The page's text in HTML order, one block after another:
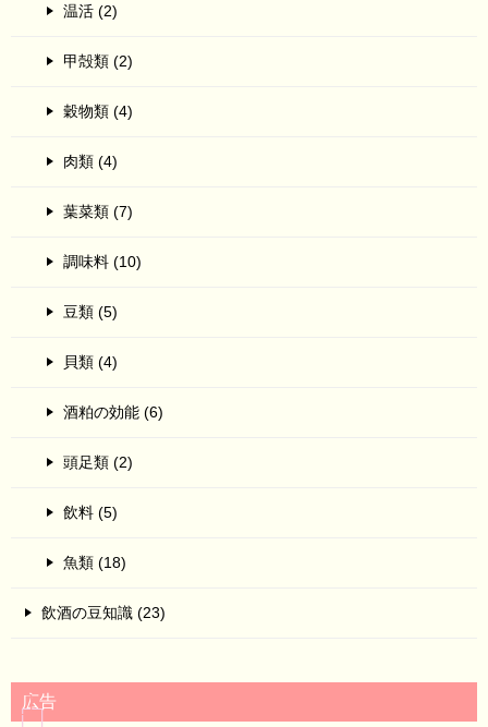
温活 (2)
甲殻類 (2)
穀物類 (4)
肉類 (4)
葉菜類 (7)
調味料 (10)
豆類 (5)
貝類 (4)
酒粕の効能 (6)
頭足類 (2)
飲料 (5)
魚類 (18)
飲酒の豆知識 (23)
広告